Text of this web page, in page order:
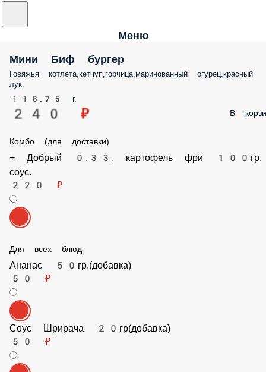
Меню
Мини Биф бургер
Говяжья котлета,кетчуп,горчица,маринованный огурец.красный
118.75 г.
240 ₽
+ Добрый 0.33, картофель фри 100гр, соус.
220 ₽
Ананас 50гр.(добавка)
50 ₽
Соус Шрирача 20гр(добавка)
50 ₽